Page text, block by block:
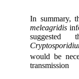
In
meleagridis
would be